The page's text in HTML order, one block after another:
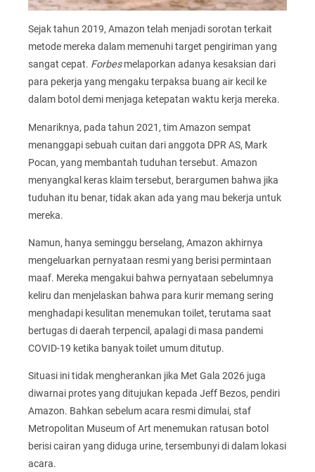
Sejak tahun 2019, Amazon telah menjadi sorotan terkait
metode mereka dalam memenuhi target pengiriman yang
sangat cepat. Forbesmelaporkan adanya kesaksian dari
para pekerja yang mengaku terpaksa buang air kecil ke
dalam botol demi menjaga ketepatan waktu kerja mereka.
Menariknya, pada tahun 2021, tim Amazon sempat
menanggapi sebuah cuitan dari anggota DPR AS, Mark
Pocan, yang membantah tuduhan tersebut. Amazon
menyangkal keras klaim tersebut, berargumen bahwa jika
tuduhan itu benar, tidak akan ada yang mau bekerja untuk
mereka.
Namun, hanya seminggu berselang, Amazon akhirnya
mengeluarkan pernyataan resmi yang berisi permintaan
maaf. Mereka mengakui bahwa pernyataan sebelumnya
keliru dan menjelaskan bahwa para kurir memang sering
menghadapi kesulitan menemukan toilet, terutama saat
bertugas di daerah terpencil, apalagi di masa pandemi
COVID-19 ketika banyak toilet umum ditutup.
Situasi ini tidak mengherankan jika Met Gala 2026 juga
diwarnai protes yang ditujukan kepada Jeff Bezos, pendiri
Amazon. Bahkan sebelum acara resmi dimulai, staf
Metropolitan Museum of Art menemukan ratusan botol
berisi cairan yang diduga urine, tersembunyi di dalam lokasi
acara.